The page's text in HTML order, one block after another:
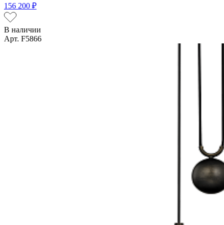
156 200 ₽
В наличии
Арт. F5866